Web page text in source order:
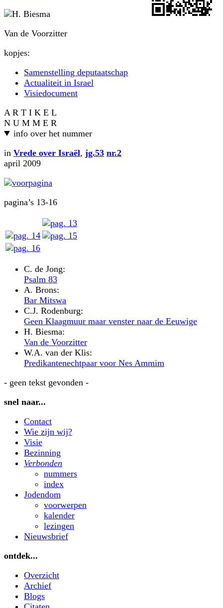
Van de Voorzitter
kopjes:
Samenstelling deputaatschap
Actualiteit in Israel
Visiedocument
A R T I K E L
N U M M E R
info over het nummer
in Vrede over Israël, jg.53 nr.2
april 2009
pagina’s 13-16
C. de Jong:
Psalm 83
A. Brons:
Bar Mitswa
C.J. Rodenburg:
Geen Klaagmuur maar venster naar de Eeuwige
H. Biesma:
Van de Voorzitter
W.A. van der Klis:
Predikantenechtpaar voor Nes Ammim
- geen tekst gevonden -
snel naar...
Contact
Wie zijn wij?
Visie
Bezinning
Verbonden
nummers
index
Jodendom
voorwerpen
kalender
lezingen
Nieuwsbrief
ontdek...
Overzicht
Archief
Blogs